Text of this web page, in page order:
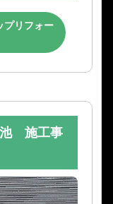
プリフォー
池 施工事